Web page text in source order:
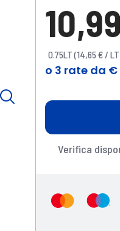
0.75LT (14,65 € /
Verifica